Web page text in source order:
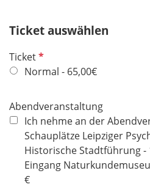
l
Ticket auswählen
TicketP
f
i
c
h
t
f
e
Normal - 65,00€
Abendveranstaltung
Ich nehme an der
Schauplätze Leipziger
Historische Stadtführung -
Eingang
€